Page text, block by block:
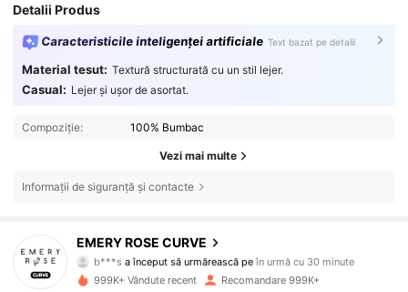
Detalii Produs
Caracteristicile inteligenței artificiale Text bazat pe detalii
Material tesut: Textură structurată cu un stil lejer.
Casual: Lejer și ușor de asortat.
Compoziție: 100% Bumbac
Vezi mai multe
Informații de siguranță și contacte
EMERY ROSE CURVE
m***3navighează
4,81
1M Urmăritori
999K+ Vândute recent Recomandare 999K+